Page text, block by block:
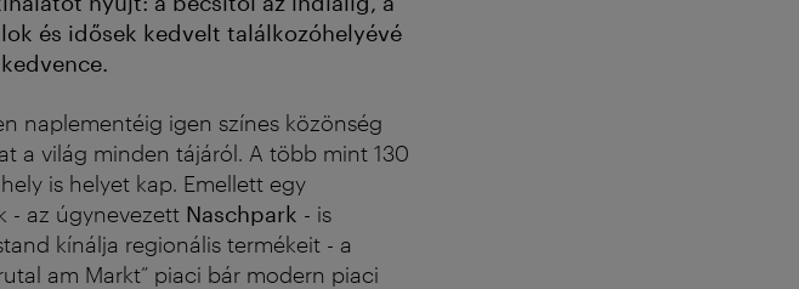
és idősek kedvelt találkozóhelyévé
naplementéig igen színes közönség
a világ minden tájáról. A több mint 130
is helyet kap. Emellett egy
- az úgynevezett Naschpark - is
kínálja regionális termékeit - a
am Markt” piaci bár modern piaci